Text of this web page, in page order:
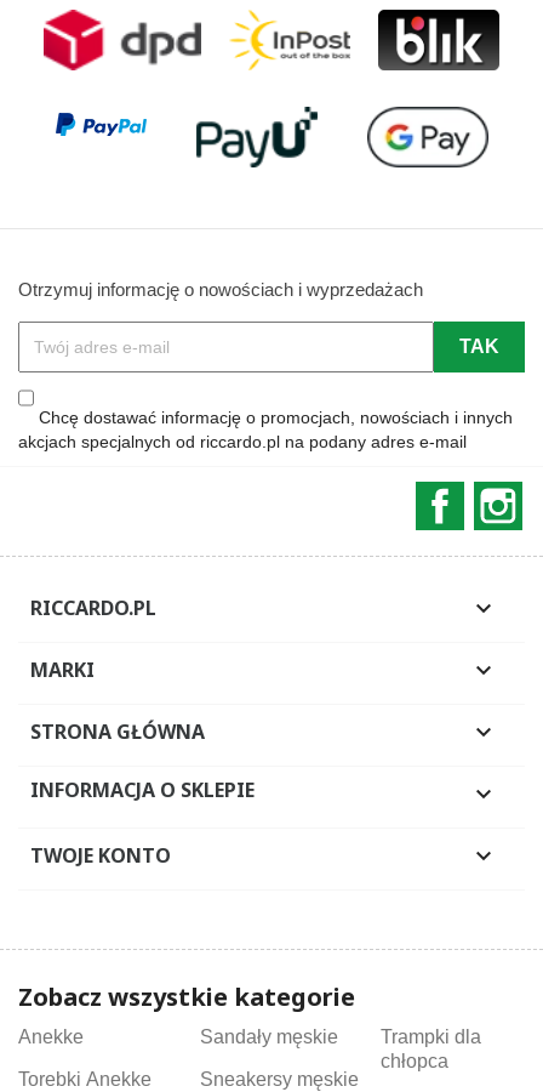
Otrzymuj informację o nowościach i wyprzedażach
Chcę dostawać informację o promocjach, nowościach i innych
akcjach specjalnych od riccardo.pl na podany adres e-mail
RICCARDO.PL 
MARKI 
STRONA GŁÓWNA 
INFORMACJA O SKLEPIE 
TWOJE KONTO 
Zobacz wszystkie kategorie
Anekke
Torebki Anekke
Sandały męskie
Sneakersy męskie
Trampki dla
chłopca